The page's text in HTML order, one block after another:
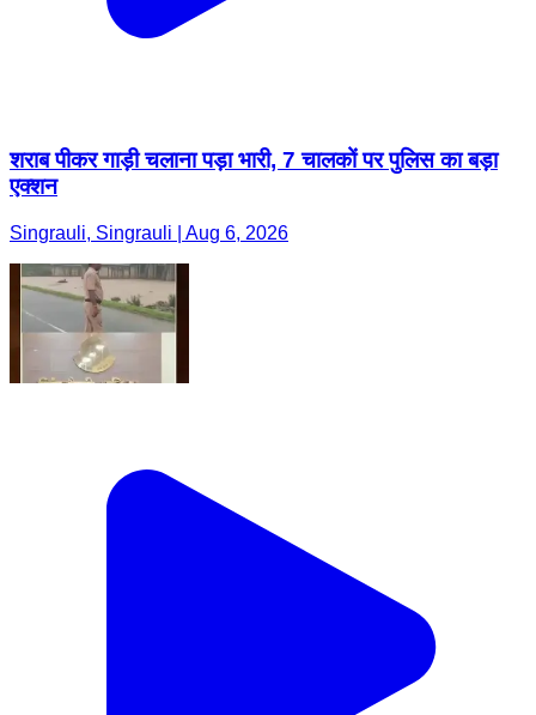
शराब पीकर गाड़ी चलाना पड़ा भारी, 7 चालकों पर पुलिस का बड़ा
एक्शन
Singrauli, Singrauli | Aug 6, 2026